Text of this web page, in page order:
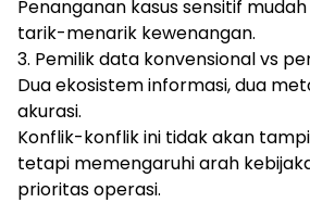
Penanganan kasus sensitif
tarik-menarik kewenangan.
3. Pemilik data konvensional vs
Dua ekosistem informasi, dua
akurasi.
Konflik-konflik ini tidak akan
tetapi memengaruhi arah
prioritas operasi.